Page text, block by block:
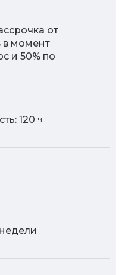
от
в момент
и 50% по
120 ч.